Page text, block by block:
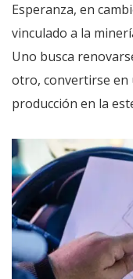
Esperanza, en
vinculado a la
Uno busca
otro, convertirse en
producción en la